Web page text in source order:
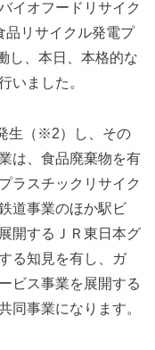
イオフードリサイク
リサイクル発電プ
し、本日、本格的な
いました。
生（※2）し、その
は、食品廃棄物を有
ラスチックリサイク
道事業のほか駅ビ
開するＪＲ東日本グ
る知見を有し、ガ
ビス事業を展開する
同事業になります。